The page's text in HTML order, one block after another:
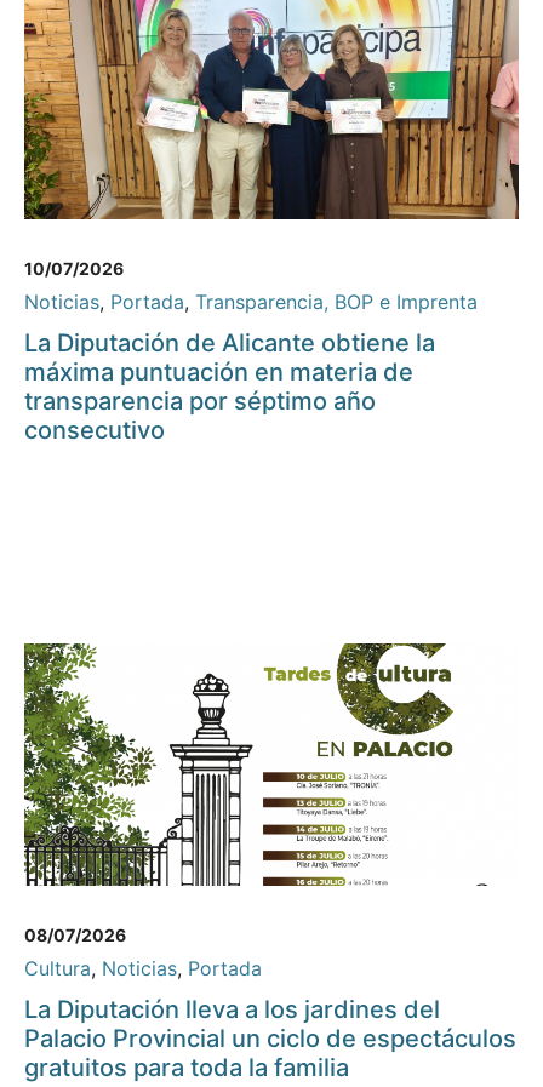
10/07/2026
Noticias, Portada, Transparencia, BOP e Imprenta
La Diputación de Alicante obtiene la
máxima puntuación en materia de
transparencia por séptimo año
consecutivo
08/07/2026
Cultura, Noticias, Portada
La Diputación lleva a los jardines del
Palacio Provincial un ciclo de espectáculos
gratuitos para toda la familia